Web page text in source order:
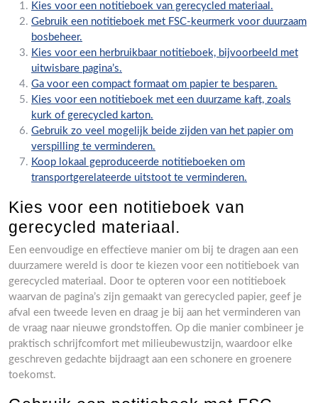
Kies voor een notitieboek van gerecycled materiaal.
Gebruik een notitieboek met FSC-keurmerk voor duurzaam
bosbeheer.
Kies voor een herbruikbaar notitieboek, bijvoorbeeld met
uitwisbare pagina’s.
Ga voor een compact formaat om papier te besparen.
Kies voor een notitieboek met een duurzame kaft, zoals
kurk of gerecycled karton.
Gebruik zo veel mogelijk beide zijden van het papier om
verspilling te verminderen.
Koop lokaal geproduceerde notitieboeken om
transportgerelateerde uitstoot te verminderen.
Kies voor een notitieboek van
gerecycled materiaal.
Een eenvoudige en effectieve manier om bij te dragen aan een
duurzamere wereld is door te kiezen voor een notitieboek van
gerecycled materiaal. Door te opteren voor een notitieboek
waarvan de pagina’s zijn gemaakt van gerecycled papier, geef je
afval een tweede leven en draag je bij aan het verminderen van
de vraag naar nieuwe grondstoffen. Op die manier combineer je
praktisch schrijfcomfort met milieubewustzijn, waardoor elke
geschreven gedachte bijdraagt aan een schonere en groenere
toekomst.